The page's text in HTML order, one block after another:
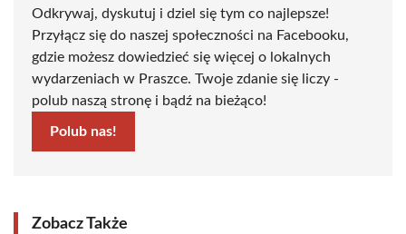
Odkrywaj, dyskutuj i dziel się tym co najlepsze!
Przyłącz się do naszej społeczności na Facebooku,
gdzie możesz dowiedzieć się więcej o lokalnych
wydarzeniach w Praszce. Twoje zdanie się liczy -
polub naszą stronę i bądź na bieżąco!
Polub nas!
Zobacz Także